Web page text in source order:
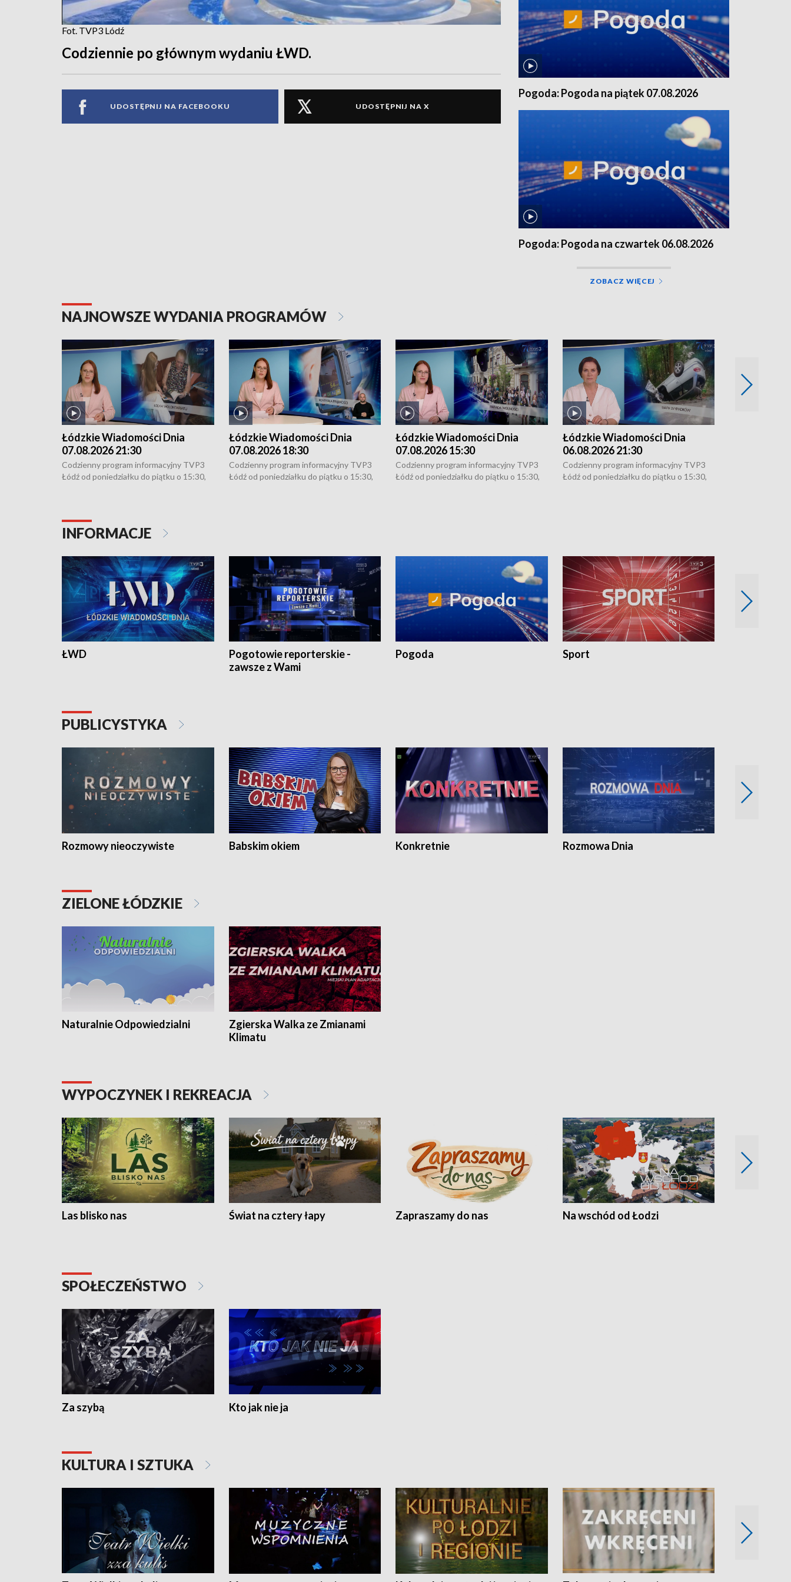
Fot. TVP3 Lódź
Codziennie po głównym wydaniu ŁWD.
UDOSTĘPNIJ NA FACEBOOKU UDOSTĘPNIJ NA X
Pogoda: Pogoda na piątek 07.08.2026
Pogoda: Pogoda na czwartek 06.08.2026
ZOBACZ WIĘCEJ
NAJNOWSZE WYDANIA PROGRAMÓW
Łódzkie Wiadomości Dnia
07.08.2026 21:30
Codzienny program informacyjny TVP3
Łódź od poniedziałku do piątku o 15:30,
Łódzkie Wiadomości Dnia
07.08.2026 18:30
Codzienny program informacyjny TVP3
Łódź od poniedziałku do piątku o 15:30,
Łódzkie Wiadomości Dnia
07.08.2026 15:30
Codzienny program informacyjny TVP3
Łódź od poniedziałku do piątku o 15:30,
Łódzkie Wiadomości Dnia
06.08.2026 21:30
Codzienny program informacyjny TVP3
Łódź od poniedziałku do piątku o 15:30,
INFORMACJE
ŁWD
Pogotowie reporterskie -
zawsze z Wami
Pogoda Sport
PUBLICYSTYKA
Rozmowy nieoczywiste Babskim okiem Konkretnie Rozmowa Dnia
ZIELONE ŁÓDZKIE
Naturalnie Odpowiedzialni
Zgierska Walka ze Zmianami
Klimatu
WYPOCZYNEK I REKREACJA
Las blisko nas Świat na cztery łapy Zapraszamy do nas Na wschód od Łodzi
SPOŁECZEŃSTWO
Za szybą Kto jak nie ja
KULTURA I SZTUKA